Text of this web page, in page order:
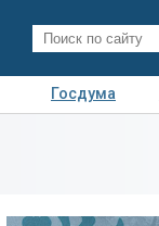
Госдума